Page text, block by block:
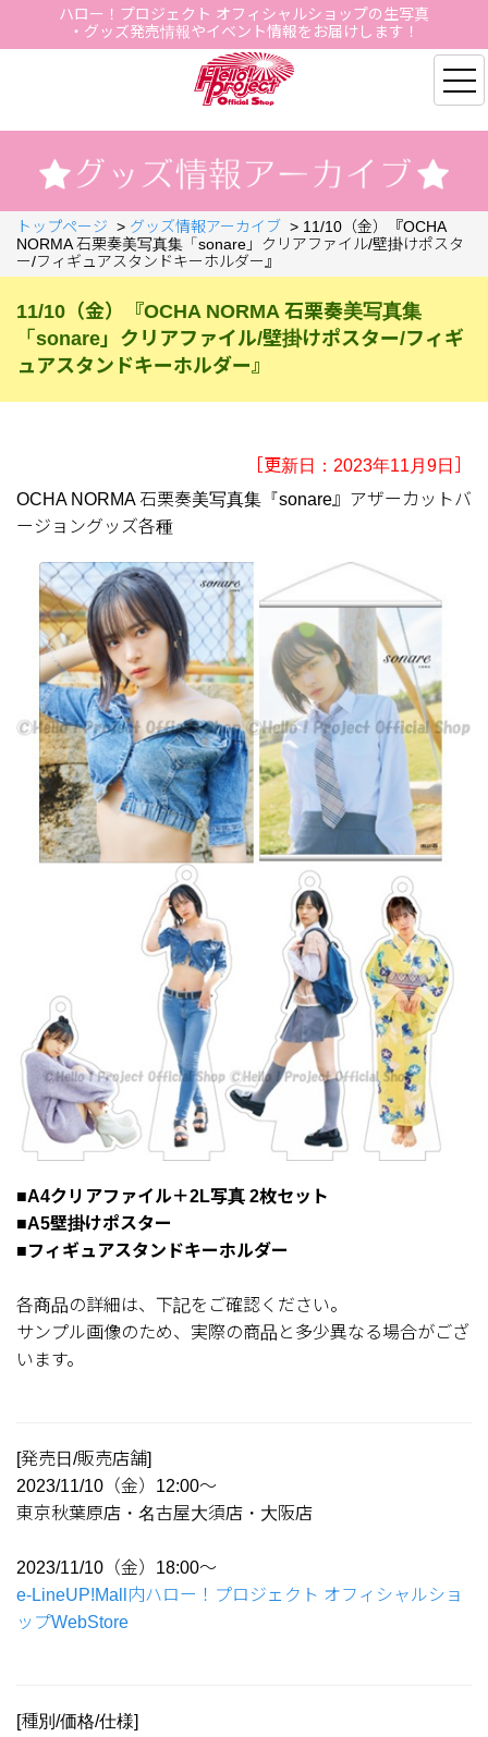
ハロー！プロジェクト オフィシャルショップの生写真
・グッズ発売情報やイベント情報をお届けします！
Hello Project Official
トップページ > グッズ情報アーカイブ > 11/10（金）『OCHA
NORMA 石栗奏美写真集「sonare」クリアファイル/壁掛けポスタ
ー/フィギュアスタンドキーホルダー』
11/10（金）『OCHA NORMA 石栗奏美写真集
「sonare」クリアファイル/壁掛けポスター/フィギ
ュアスタンドキーホルダー』
［更新日：2023年11月9日］
OCHA NORMA 石栗奏美写真集『sonare』アザーカットバ
ージョングッズ各種
■A4クリアファイル＋2L写真 2枚セット
■A5壁掛けポスター
■フィギュアスタンドキーホルダー
各商品の詳細は、下記をご確認ください。
サンプル画像のため、実際の商品と多少異なる場合がござ
います。
[発売日/販売店舗]
2023/11/10（金）12:00～
東京秋葉原店・名古屋大須店・大阪店
2023/11/10（金）18:00～
e-LineUP!Mall内ハロー！プロジェクト オフィシャルショ
ップWebStore
[種別/価格/仕様]